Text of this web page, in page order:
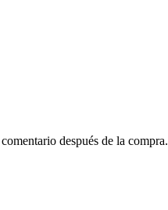
después de la compra.